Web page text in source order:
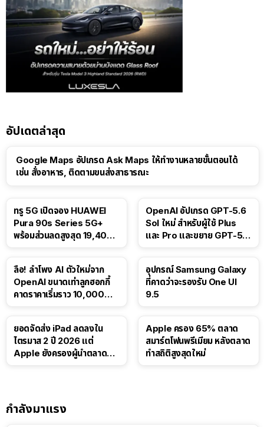
อัปเดตล่าสุด
Google Maps อัปเกรด Ask Maps ให้ทำงานหลายขั้นตอนได้
เช่น สั่งอาหาร, ติดตามขนส่งสาธารณะ
ทรู 5G เปิดจอง HUAWEI
Pura 90s Series 5G+
พร้อมส่วนลดสูงสุด 19,400
OpenAI อัปเกรด GPT-5.6
Sol ใหม่ สำหรับผู้ใช้ Plus
และ Pro และขยาย GPT-5.6
ลือ! ลำโพง AI ตัวใหม่จาก
OpenAI ขนาดเท่าลูกฮอกกี้
คาดราคาเริ่มราว 10,000
อุปกรณ์ Samsung Galaxy
ที่คาดว่าจะรองรับ One UI
9.5
ยอดจัดส่ง iPad ลดลงใน
ไตรมาส 2 ปี 2026 แต่
Apple ยังครองผู้นำตลาด
Apple ครอง 65% ตลาด
สมาร์ตโฟนพรีเมียม หลังตลาด
ทำสถิติสูงสุดใหม่
กำลังมาแรง